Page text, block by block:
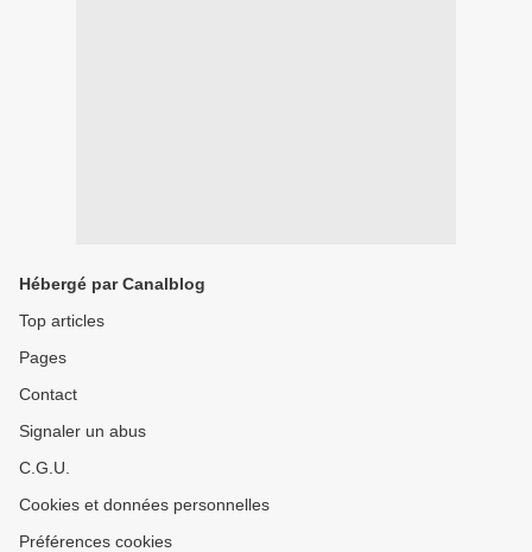
Hébergé par Canalblog
Top articles
Pages
Contact
Signaler un abus
C.G.U.
Cookies et données personnelles
Préférences cookies